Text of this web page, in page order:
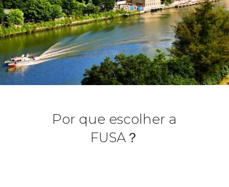
Por que escolher a
FUSA？